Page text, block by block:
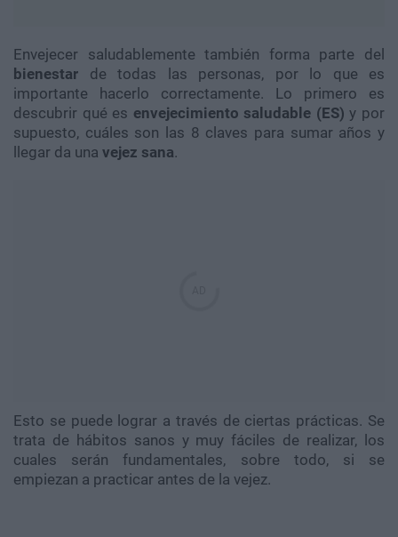
Envejecer saludablemente también forma parte del
bienestar de todas las personas, por lo que es
importante hacerlo correctamente. Lo primero es
descubrir qué es envejecimiento saludable (ES) y por
supuesto, cuáles son las 8 claves para sumar años y
llegar da una vejez sana.
Esto se puede lograr a través de ciertas prácticas. Se
trata de hábitos sanos y muy fáciles de realizar, los
cuales serán fundamentales, sobre todo, si se
empiezan a practicar antes de la vejez.